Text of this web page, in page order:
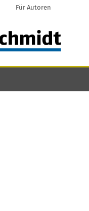
Für Autoren